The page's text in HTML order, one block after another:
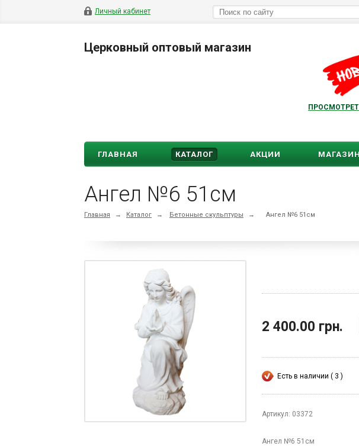
Личный кабинет
Церковный оптовый магазин
ГЛАВНАЯ КАТАЛОГ АКЦИИ
Ангел №6 51см
Главная → Каталог → Бетонные скульптуры → Ангел №6 51см
2 400.00 грн.
Есть в наличии ( 3 )
Артикул: 03372
Ангел №6 51см